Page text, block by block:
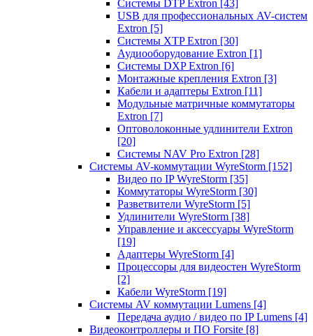
Системы DTP Extron [43]
USB для профессиональных AV-систем
Extron [5]
Системы XTP Extron [30]
Аудиооборудование Extron [1]
Системы DXP Extron [6]
Монтажные крепления Extron [3]
Кабели и адаптеры Extron [11]
Модульные матричные коммутаторы
Extron [7]
Оптоволоконные удлинители Extron
[20]
Системы NAV Pro Extron [28]
Системы AV-коммутации WyreStorm [152]
Видео по IP WyreStorm [35]
Коммутаторы WyreStorm [30]
Разветвители WyreStorm [5]
Удлинители WyreStorm [38]
Управление и аксессуары WyreStorm
[19]
Адаптеры WyreStorm [4]
Процессоры для видеостен WyreStorm
[2]
Кабели WyreStorm [19]
Системы AV коммутации Lumens [4]
Передача аудио / видео по IP Lumens [4]
Видеоконтроллеры и ПО Forsite [8]